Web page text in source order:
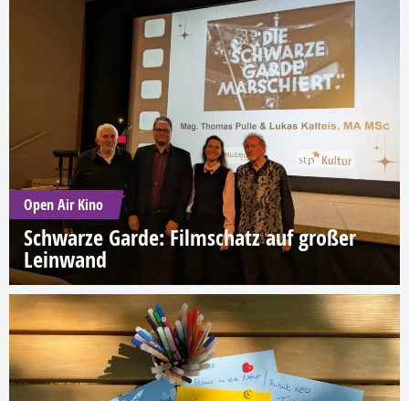
Open Air Kino
Schwarze Garde: Filmschatz auf großer
Leinwand